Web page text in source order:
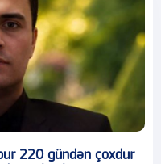
220 gündən çoxdur